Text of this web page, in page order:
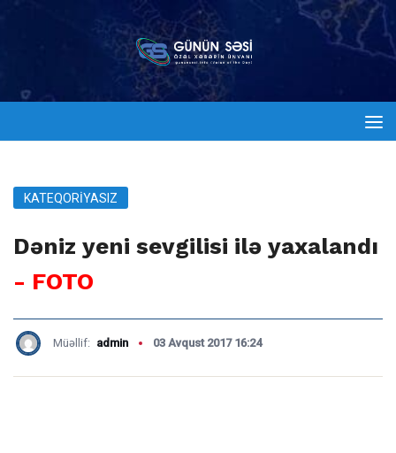
KATEQORIYASIZ
Dəniz yeni sevgilisi ilə yaxalandı
- FOTO
Müəllif: admin 03 Avqust 2017 16:24